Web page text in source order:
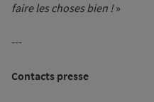
faire les choses bien !»
---
Contacts presse